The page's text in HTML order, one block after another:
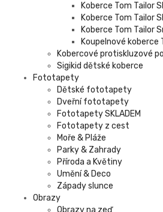
Koberce Tom Tailor
Koberce Tom Tailor
Koberce Tom Tailor
Koupelnové koberce
Kobercové protiskluzové
Sigikid dětské koberce
Fototapety
Dětské fototapety
Dveřní fototapety
Fototapety SKLADEM
Fototapety z cest
Moře & Pláže
Parky & Zahrady
Příroda a Květiny
Umění & Deco
Západy slunce
Obrazy
Obrazy na zeď